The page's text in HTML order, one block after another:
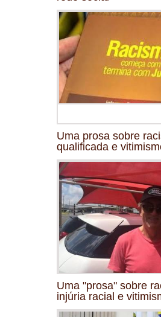
Uma prosa sobre
qualificada e
Uma "prosa" sobre
injúria racial e